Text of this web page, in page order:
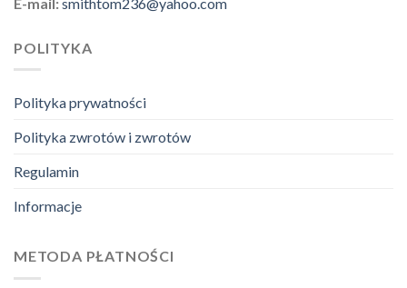
POLITYKA
Polityka prywatności
Polityka zwrotów i zwrotów
Regulamin
Informacje
METODA PŁATNOŚCI